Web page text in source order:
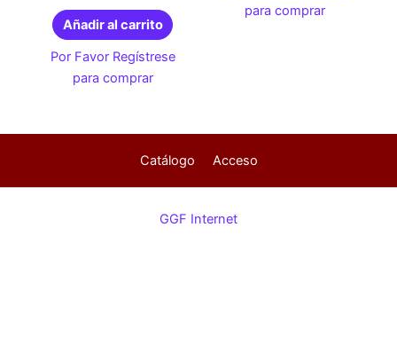
Añadir al carrito
Por Favor Regístrese
para comprar
para comprar
Catálogo Acceso
GGF Internet